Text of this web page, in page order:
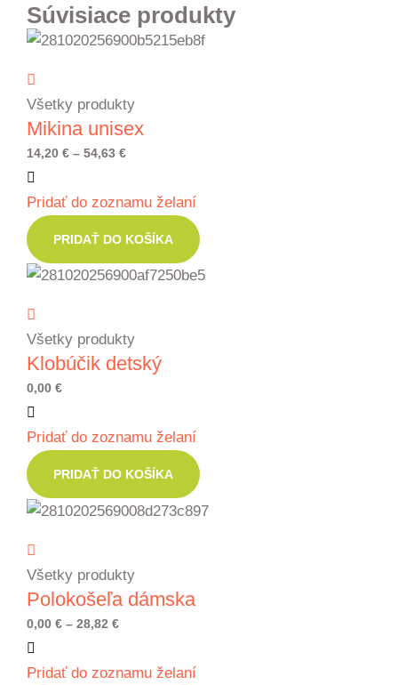
Súvisiace produkty
Všetky produkty
Mikina unisex
14,20 € – 54,63 €Price
14,20 €
Pridať do zoznamu želaní
PRIDAŤ DO KOŠÍKA
Všetky produkty
Klobúčik detský
0,00 €
Pridať do zoznamu želaní
PRIDAŤ DO KOŠÍKA
Všetky produkty
Polokošeľa dámska
0,00 € – 28,82 €Price
0,00 €
Pridať do zoznamu želaní